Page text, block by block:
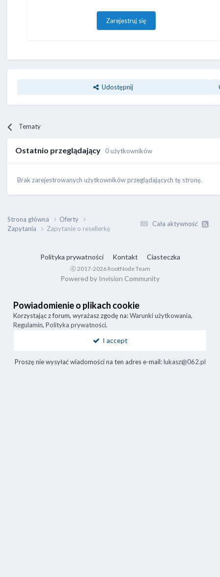
Zarejestruj się
Udostępnij
Tematy
Ostatnio przeglądający 0 użytkowników
Brak zarejestrowanych użytkowników przeglądających tę stronę.
Cała aktywność
Strona główna
Oferty
Zapytania
Zapytanie o resellerkę
Polityka prywatności Kontakt Ciasteczka
ⓒ 2017-2026 RootNode Team
Powered by Invision Community
Powiadomienie o plikach cookie
Korzystając z forum, wyrażasz zgodę na:Warunki użytkowania,
Regulamin, Polityka prywatności.
I accept
Proszę nie wysyłać wiadomości na ten adres e-mail:lukasz@062.pl